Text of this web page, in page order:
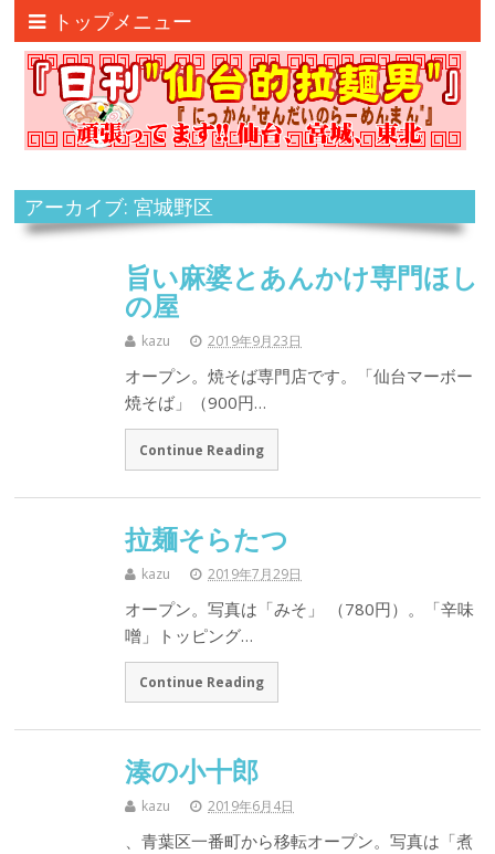
トップメニュー
アーカイブ: 宮城野区
旨い麻婆とあんかけ専門ほし
の屋
kazu 2019年9月23日
オープン。焼そば専門店です。「仙台マーボー
焼そば」（900円…
Continue Reading
拉麺そらたつ
kazu 2019年7月29日
オープン。写真は「みそ」 （780円）。「辛味
噌」トッピング…
Continue Reading
湊の小十郎
kazu 2019年6月4日
、青葉区一番町から移転オープン。写真は「煮